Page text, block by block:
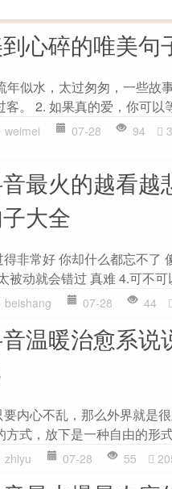
心碎的唯美句
年似水，太过匆匆，一些故
客。 2. 如果真的爱，你可
weimei 07-28 94
最火的越看越
大全
得非常好 你却什么都忘不了
被动就会错过 真难 ​​​​ 4.可不
beishang 07-28 44
温暖治愈系说
要内心不乱，那么外界就是
方式，放下是一种自由的形
zhiyu 07-28 55